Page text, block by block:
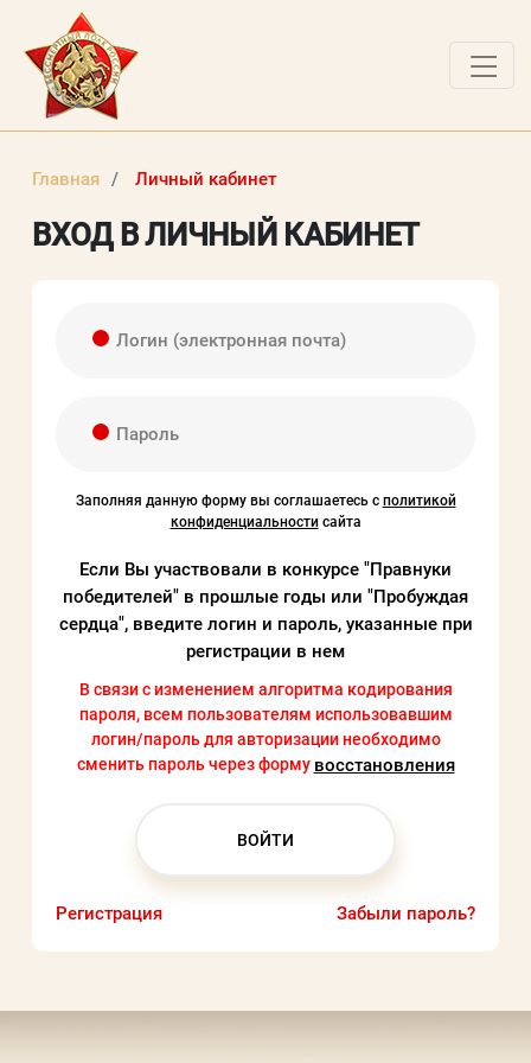
НОВОСТИ
ВОПРОСЫ
ВХОД В ЛИЧНЫЙ КАБИНЕТ
Логин (электронная почта)
Пароль
политикой конфиденциальности
сайта
Регистрация Забыли пароль?
Главная Личный кабинет
ВХОД В ЛИЧНЫЙ КАБИНЕТ
Логин (электронная почта)
Пароль
Заполняя данную форму вы соглашаетесь с политикой
конфиденциальностисайта
Если Вы участвовали в конкурсе "Правнуки
победителей" в прошлые годы или "Пробуждая
сердца", введите логин и пароль, указанные при
регистрации в нем
В связи с изменением алгоритма кодирования
пароля, всем пользователям использовавшим
логин/пароль для авторизации необходимо
сменить пароль через форму воcстановления
Регистрация Забыли пароль?